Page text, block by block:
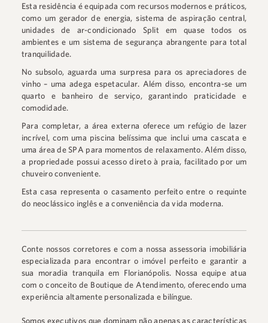
Esta residência é equipada com recursos modernos e práticos,
como um gerador de energia, sistema de aspiração central,
unidades de ar-condicionado Split em quase todos os
ambientes e um sistema de segurança abrangente para total
tranquilidade.
No subsolo, aguarda uma surpresa para os apreciadores de
vinho – uma adega espetacular. Além disso, encontra-se um
quarto e banheiro de serviço, garantindo praticidade e
comodidade.
Para completar, a área externa oferece um refúgio de lazer
incrível, com uma piscina belíssima que inclui uma cascata e
uma área de SPA para momentos de relaxamento. Além disso,
a propriedade possui acesso direto à praia, facilitado por um
chuveiro conveniente.
Esta casa representa o casamento perfeito entre o requinte
do neoclássico inglês e a conveniência da vida moderna.
Conte nossos corretores e com a nossa assessoria imobiliária
especializada para encontrar o imóvel perfeito e garantir a
sua moradia tranquila em Florianópolis. Nossa equipe atua
com o conceito de Boutique de Atendimento, oferecendo uma
experiência altamente personalizada e bilíngue.
Somos executivos que dominam não apenas as características